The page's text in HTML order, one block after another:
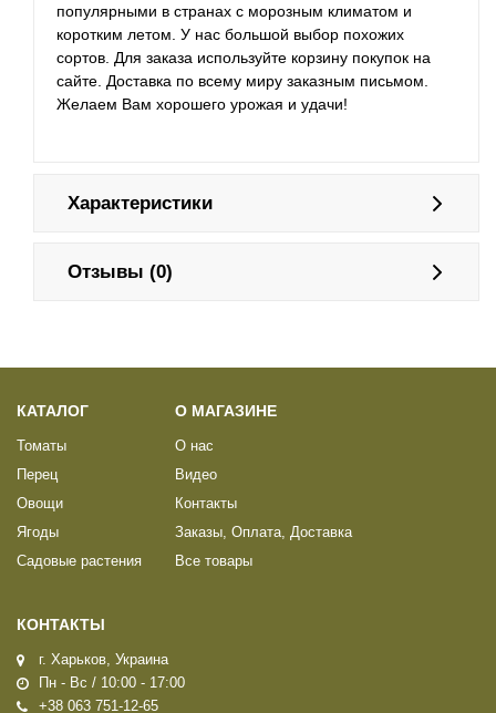
популярными в странах с морозным климатом и
коротким летом. У нас большой выбор похожих
сортов. Для заказа используйте корзину покупок на
сайте. Доставка по всему миру заказным письмом.
Желаем Вам хорошего урожая и удачи!
Характеристики
Отзывы (0)
КАТАЛОГ
Томаты
Перец
Овощи
Ягоды
Садовые растения
О МАГАЗИНЕ
О нас
Видео
Контакты
Заказы, Оплата, Доставка
Все товары
КОНТАКТЫ
г. Харьков, Украина
Пн - Вс / 10:00 - 17:00
+38 063 751-12-65